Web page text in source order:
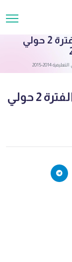
الصف الثامن اختبار رياضيات الفترة 2 حولي
الصف الثامن اختبار رياضيات الفترة 2 حولي